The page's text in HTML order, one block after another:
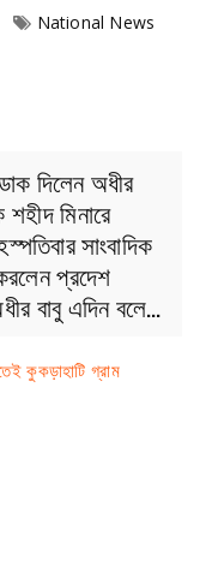
National News
দিলেন অধীর
মিনারে
সাংবাদিক
প্রদেশ
বাবু এদিন বলে…
কুকড়াহাটি গ্রাম